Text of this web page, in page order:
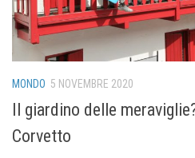
MONDO 5 NOVEMBRE 2020
Il giardino delle
Corvetto